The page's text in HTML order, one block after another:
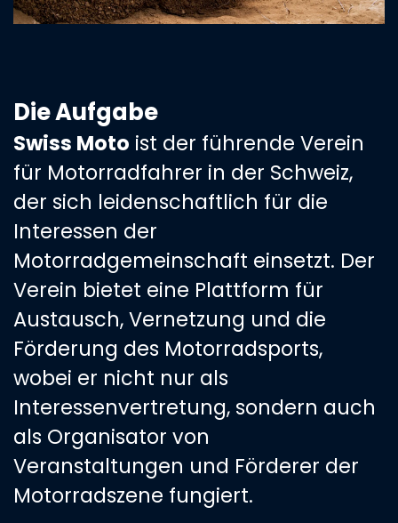
Die Aufgabe
Swiss Moto ist der führende Verein
für Motorradfahrer in der Schweiz,
der sich leidenschaftlich für die
Interessen der
Motorradgemeinschaft einsetzt. Der
Verein bietet eine Plattform für
Austausch, Vernetzung und die
Förderung des Motorradsports,
wobei er nicht nur als
Interessenvertretung, sondern auch
als Organisator von
Veranstaltungen und Förderer der
Motorradszene fungiert.